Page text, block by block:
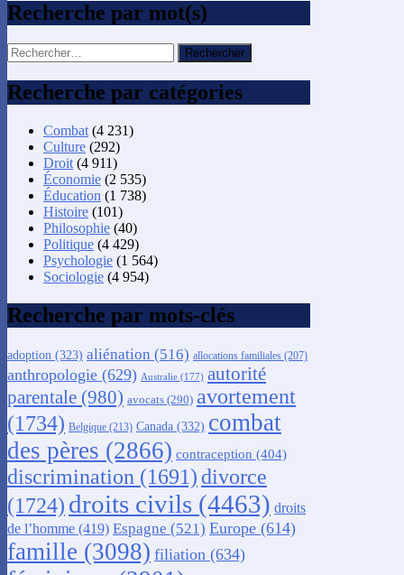
Recherche par mot(s)
Rechercher :
Recherche par catégories
Combat (4 231)
Culture (292)
Droit (4 911)
Économie (2 535)
Éducation (1 738)
Histoire (101)
Philosophie (40)
Politique (4 429)
Psychologie (1 564)
Sociologie (4 954)
Recherche par mots-clés
adoption (323) aliénation (516) allocations familiales (207)
anthropologie (629) Australie (177) autorité
parentale (980) avocats (290) avortement
(1734) Belgique (213) Canada (332) combat
des pères (2866) contraception (404)
discrimination (1691) divorce
(1724) droits civils (4463) droits
de l’homme (419) Espagne (521) Europe (614)
famille (3098) filiation (634)